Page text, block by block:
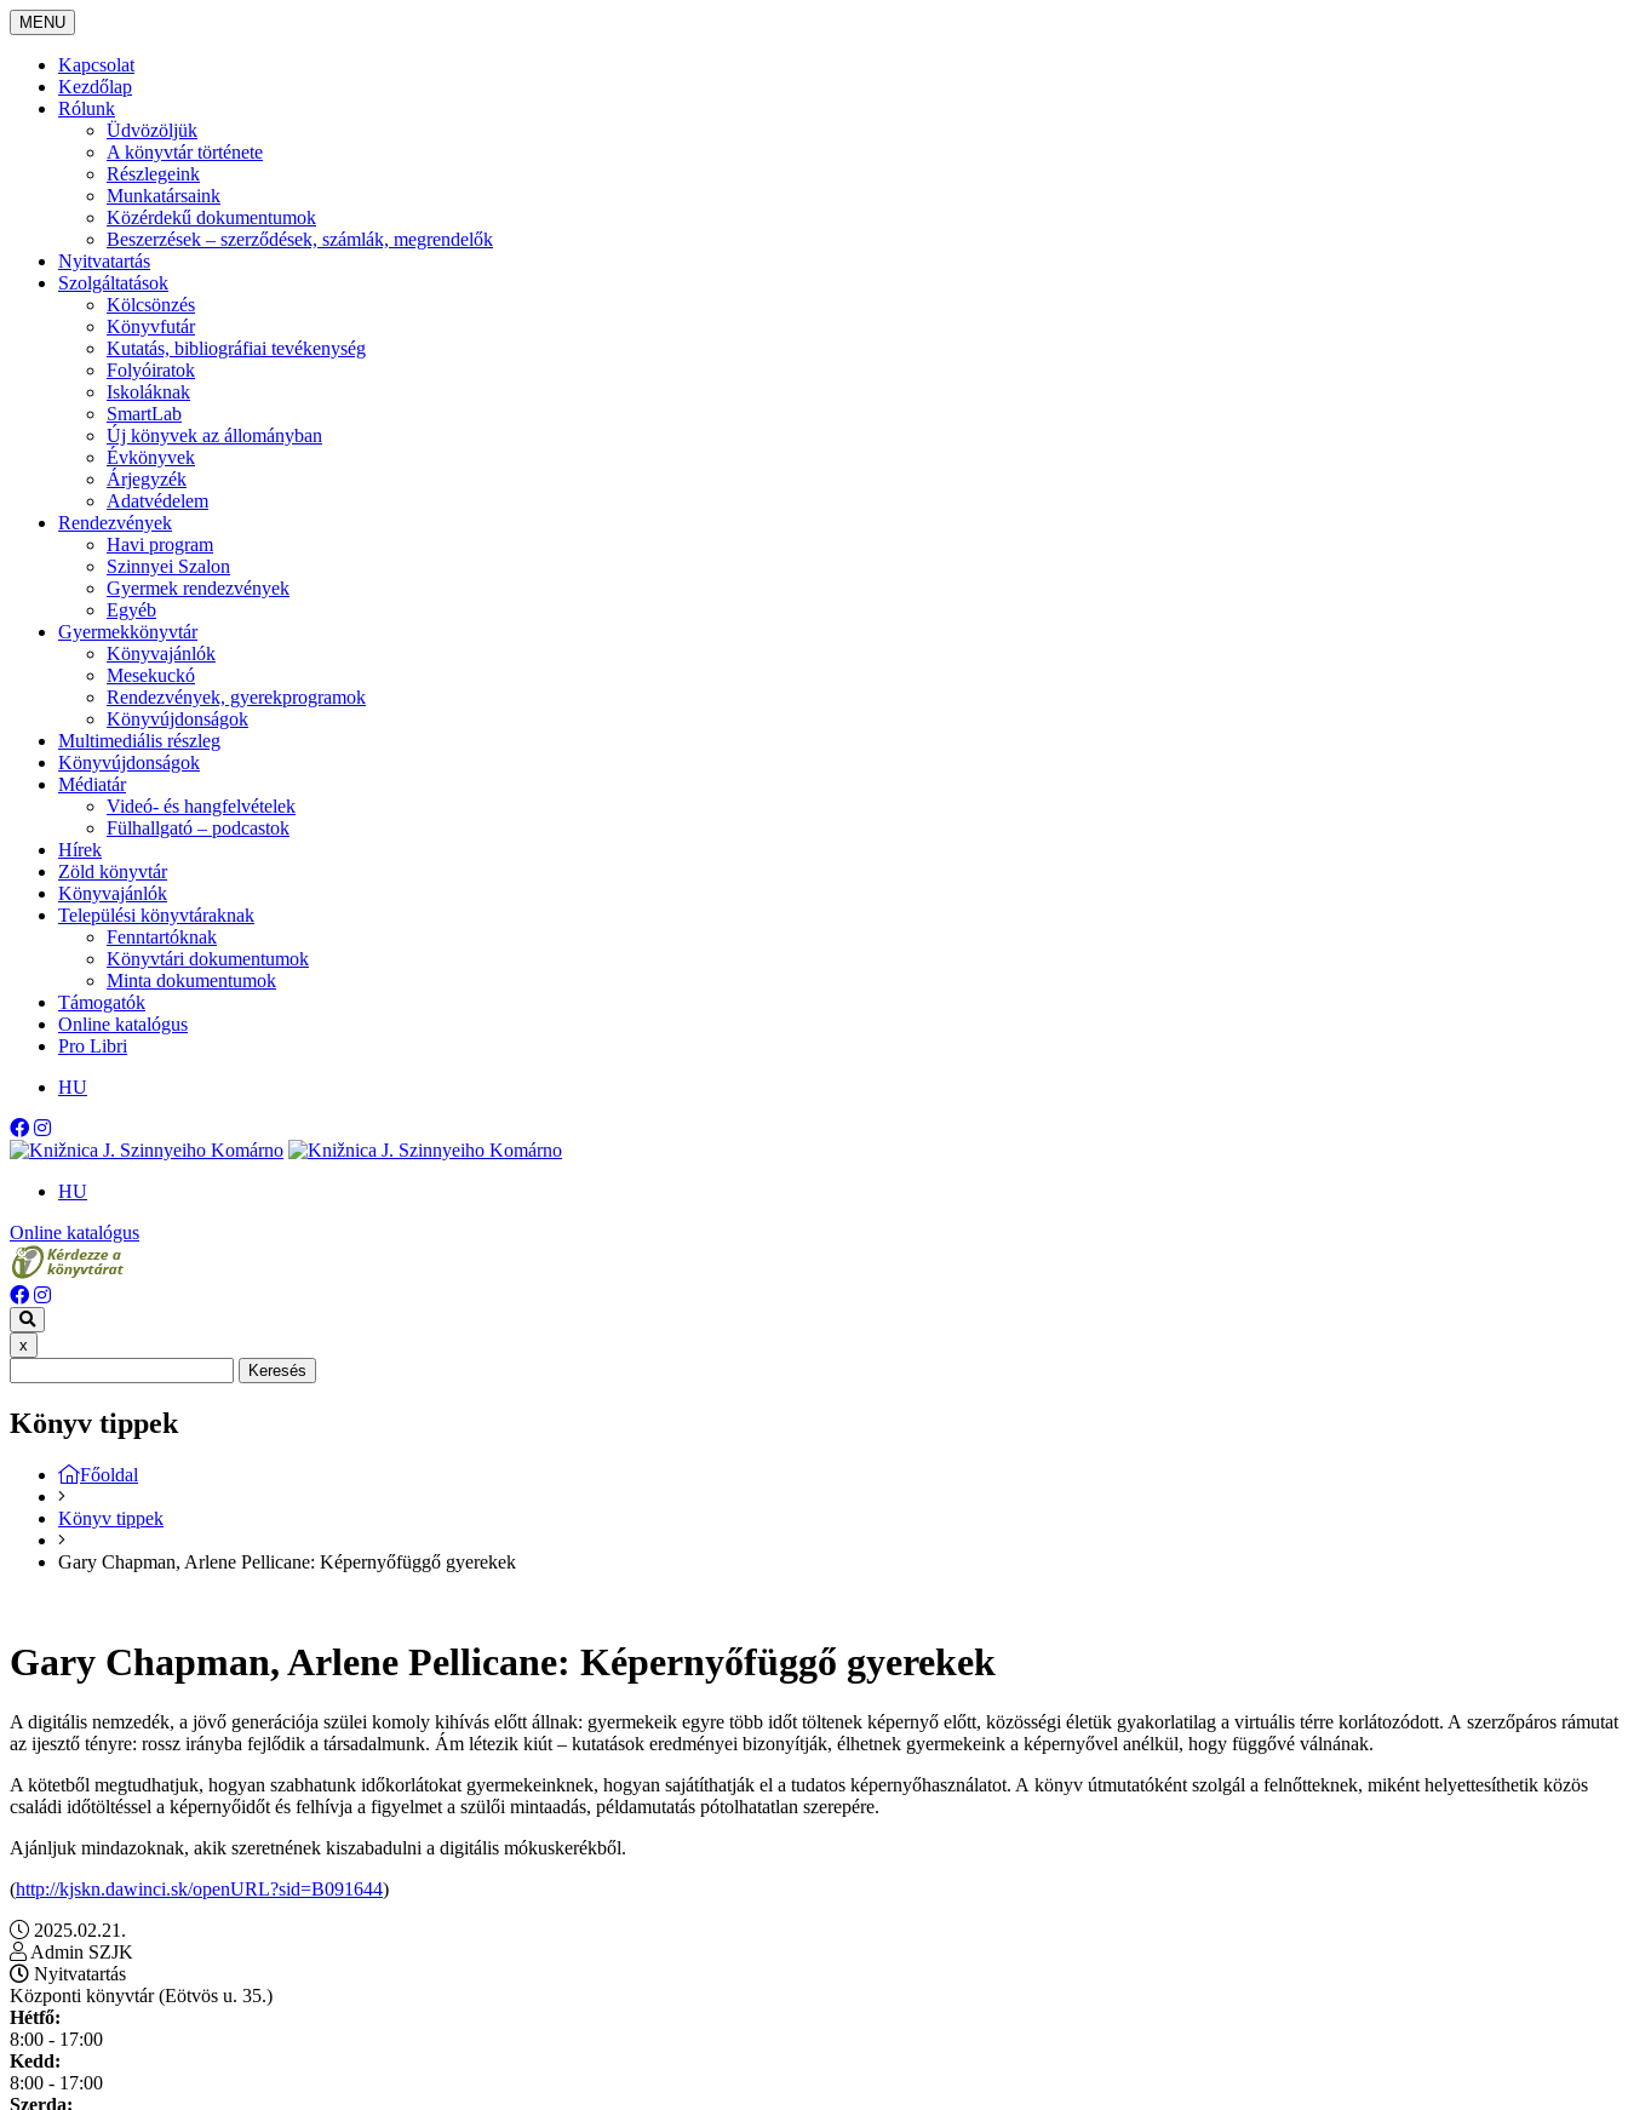
MENU
Kapcsolat
Kezdőlap
Rólunk
Üdvözöljük
A könyvtár története
Részlegeink
Munkatársaink
Közérdekű dokumentumok
Beszerzések – szerződések, számlák, megrendelők
Nyitvatartás
Szolgáltatások
Kölcsönzés
Könyvfutár
Kutatás, bibliográfiai tevékenység
Folyóiratok
Iskoláknak
SmartLab
Új könyvek az állományban
Évkönyvek
Árjegyzék
Adatvédelem
Rendezvények
Havi program
Szinnyei Szalon
Gyermek rendezvények
Egyéb
Gyermekkönyvtár
Könyvajánlók
Mesekuckó
Rendezvények, gyerekprogramok
Könyvújdonságok
Multimediális részleg
Könyvújdonságok
Médiatár
Videó- és hangfelvételek
Fülhallgató – podcastok
Hírek
Zöld könyvtár
Könyvajánlók
Települési könyvtáraknak
Fenntartóknak
Könyvtári dokumentumok
Minta dokumentumok
Támogatók
Online katalógus
Pro Libri
HU
HU
Online katalógus
x
Keresés
Könyv tippek
Főoldal
Könyv tippek
Gary Chapman, Arlene Pellicane: Képernyőfüggő gyerekek
Gary Chapman, Arlene Pellicane: Képernyőfüggő gyerekek
A digitális nemzedék, a jövő generációja szülei komoly kihívás előtt állnak: gyermekeik egyre több időt töltenek képernyő előtt, közösségi életük gyakorlatilag a virtuális térre korlátozódott. A szerzőpáros rámutat
az ijesztő tényre: rossz irányba fejlődik a társadalmunk. Ám létezik kiút – kutatások eredményei bizonyítják, élhetnek gyermekeink a képernyővel anélkül, hogy függővé válnának.
A kötetből megtudhatjuk, hogyan szabhatunk időkorlátokat gyermekeinknek, hogyan sajátíthatják el a tudatos képernyőhasználatot. A könyv útmutatóként szolgál a felnőtteknek, miként helyettesíthetik közös
családi időtöltéssel a képernyőidőt és felhívja a figyelmet a szülői mintaadás, példamutatás pótolhatatlan szerepére.
Ajánljuk mindazoknak, akik szeretnének kiszabadulni a digitális mókuskerékből.
(http://kjskn.dawinci.sk/openURL?sid=B091644)
2025.02.21.
Admin SZJK
Nyitvatartás
Központi könyvtár (Eötvös u. 35.)
Hétfő:
8:00 - 17:00
Kedd:
8:00 - 17:00
Szerda: